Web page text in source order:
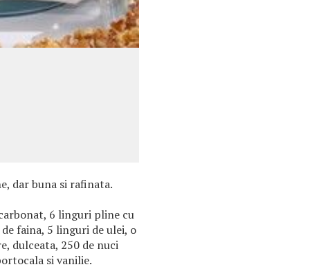
dar buna si rafinata.
6 linguri pline cu
faina, 5 linguri de ulei, o
dulceata, 250 de nuci
si vanilie.